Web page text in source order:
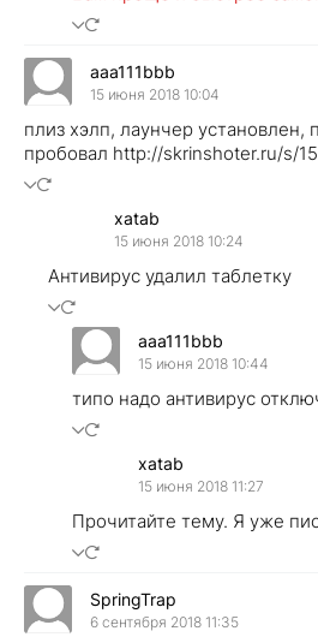
aaa111bbb
15 июня 2018 10:04
плиз хэлп, лаунчер установлен,
пробовал http://skrinshoter.ru/s/
xatab
15 июня 2018 10:24
Антивирус удалил таблетку
aaa111bbb
15 июня 2018 10:44
типо надо антивирус
xatab
15 июня 2018 11:27
Прочитайте тему. Я уже
SpringTrap
6 сентября 2018 11:35